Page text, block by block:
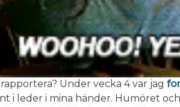
Under vecka 4 var jag
i leder i mina händer. Humöret